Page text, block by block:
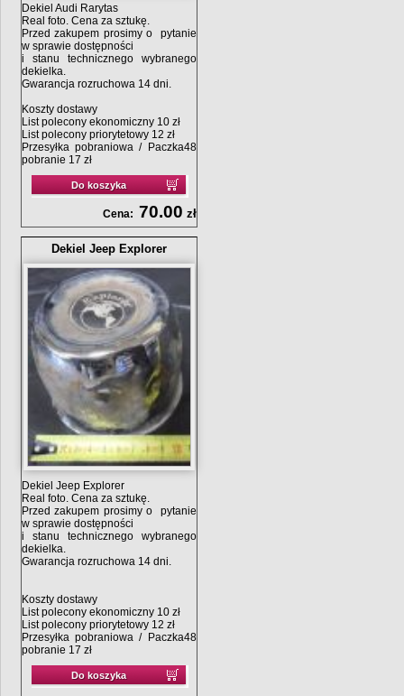
Dekiel Audi Rarytas
Real foto. Cena za sztukę.
Przed zakupem prosimy o pytanie
w sprawie dostępności
i stanu technicznego wybranego
dekielka.
Gwarancja rozruchowa 14 dni.
Koszty dostawy
List polecony ekonomiczny 10 zł
List polecony priorytetowy 12 zł
Przesyłka pobraniowa / Paczka48
pobranie 17 zł
Do koszyka
Cena: 70.00 zł
Dekiel Jeep Explorer
Dekiel Jeep Explorer
Real foto. Cena za sztukę.
Przed zakupem prosimy o pytanie
w sprawie dostępności
i stanu technicznego wybranego
dekielka.
Gwarancja rozruchowa 14 dni.
Koszty dostawy
List polecony ekonomiczny 10 zł
List polecony priorytetowy 12 zł
Przesyłka pobraniowa / Paczka48
pobranie 17 zł
Do koszyka